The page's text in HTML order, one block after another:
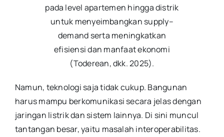
pada level apartemen hingga distrik
untuk menyeimbangkan supply–
demand serta meningkatkan
efisiensi dan manfaat ekonomi
(Toderean, dkk. 2025).
Namun, teknologi saja tidak cukup. Bangunan
harus mampu berkomunikasi secara jelas dengan
jaringan listrik dan sistem lainnya. Di sini muncul
tantangan besar, yaitu masalah interoperabilitas.